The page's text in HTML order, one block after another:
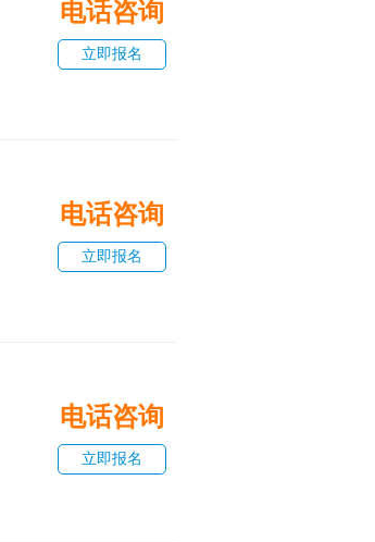
电话咨询
立即报名
电话咨询
立即报名
电话咨询
立即报名